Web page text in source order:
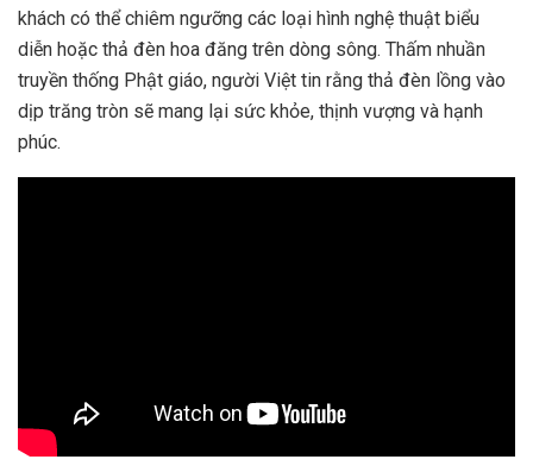
khách có thể chiêm ngưỡng các loại hình nghệ thuật biểu
diễn hoặc thả đèn hoa đăng trên dòng sông. Thấm nhuần
truyền thống Phật giáo, người Việt tin rằng thả đèn lồng vào
dịp trăng tròn sẽ mang lại sức khỏe, thịnh vượng và hạnh
phúc.